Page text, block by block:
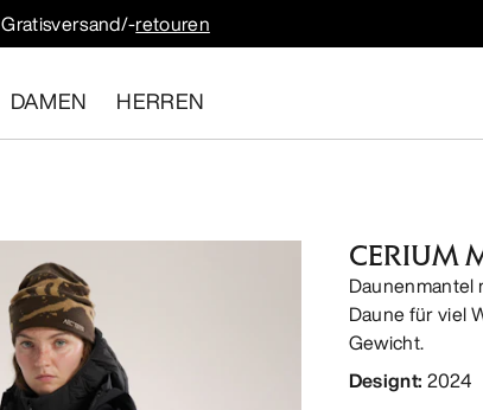
Gratisversand/-retouren
DAMEN HERREN
CERIUM
Daunenmantel
Daune für viel
Gewicht.
Designt: 2024